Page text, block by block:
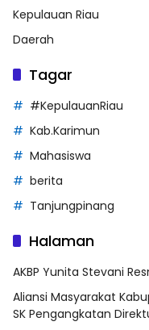
Kepulauan Riau
Daerah
Tagar
#KepulauanRiau
Kab.Karimun
Mahasiswa
berita
Tanjungpinang
Halaman
AKBP Yunita Stevani
Aliansi Masyarakat
SK Pengangkatan